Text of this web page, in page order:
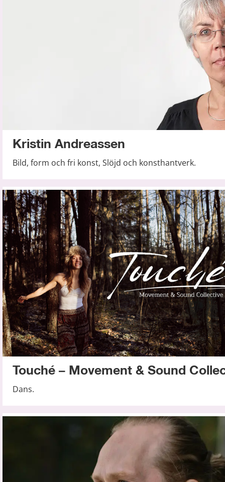
Kristin Andreassen
Bild, form och fri konst, Slöjd och konsthantverk.
Touché – Movement & Sound
Dans.